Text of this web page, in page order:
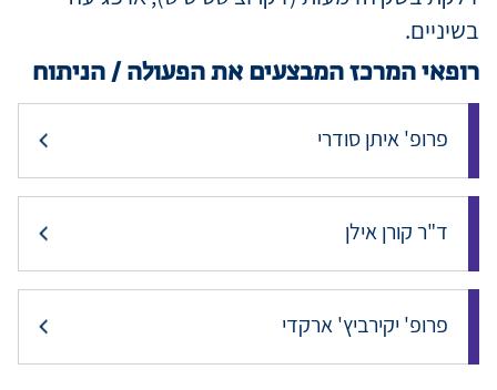
בשיניים.
רופאי המרכז המבצעים את הפעולה / הניתוח
פרופ' איתן סודרי
ד"ר קורן אילן
פרופ' יקירביץ' ארקדי